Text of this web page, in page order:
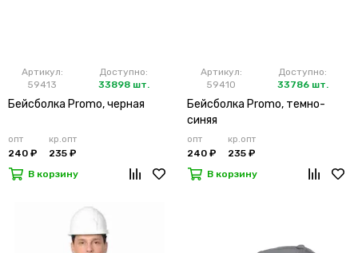
Артикул:
59413
Доступно:
33898 шт.
Бейсболка Promo, черная
опт
240 ₽
кр.опт
235 ₽
В корзину
Артикул:
59410
Доступно:
33786 шт.
Бейсболка Promo, темно-
синяя
опт
240 ₽
кр.опт
235 ₽
В корзину